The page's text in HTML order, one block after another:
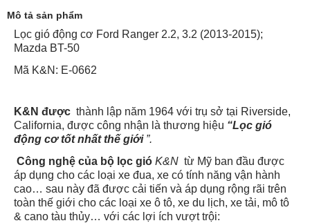
Mô tả sản phẩm
Lọc gió động cơ Ford Ranger 2.2, 3.2 (2013-2015);
Mazda BT-50
Mã K&N: E-0662
K&N được thành lập năm 1964 với trụ sở tại Riverside,
California, được công nhận là thương hiệu “Lọc gió
động cơ tốt nhất thế giới”.
Công nghệ của bộ lọc gió K&N từ Mỹ ban đầu được
áp dụng cho các loại xe đua, xe có tính năng vận hành
cao… sau này đã được cải tiến và áp dụng rộng rãi trên
toàn thế giới cho các loại xe ô tô, xe du lịch, xe tải, mô tô
& cano tàu thủy… với các lợi ích vượt trội: